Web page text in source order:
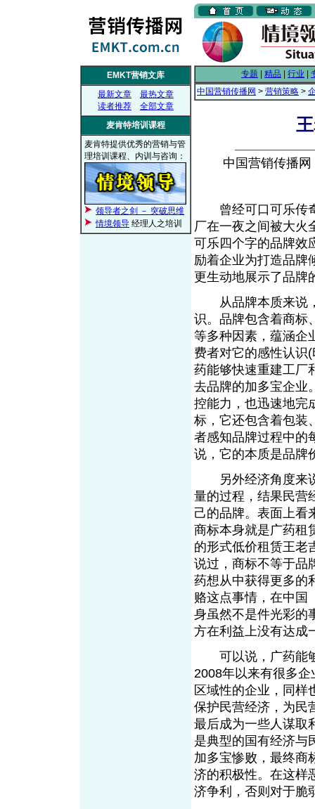
EMKT营销文库
最新文章
最热文章
读者推荐
全部文章
麦肯特培训课程
麦肯特提供优秀的营销与管
理培训课程、内训与咨询：
领导者之剑 － 突破思维
情境领导 经理人之培训
专题 精品 行业
中国营销传播网 > 营销策略 >
中国营销传播
曾经可口可乐传奇
厂在一夜之间被大火
可乐四个字的品牌效
励着企业为打造品牌
更生动地展示了品牌
从品牌本质来说，
识。品牌包含着商标
等多种因素，蕴涵企
费者对它的感性认识
药能够快速重建工厂
去品牌的加多宝企业
控能力，也迅速地完
标，它还包含着包装
者感知品牌过程中的
说，它的本质是品牌
另外经济角度来说
量的过程，结果民营
己的品牌。表面上看
商标本身就是广药租
的形式低价租赁王老
说过，商标不等于品
药想从中获得更多的
赂这点事情，在中国
身虽然不是件光彩的
方在利益上没有达成
可以说，广药能够
2008年以来有很多
区域性的企业，同样
保护民营经济，为民
最后成为一些人谋取
是典型的国有经济与
加多宝惨败，最终商
济的积极性。在这样
济争利，否则对于脆